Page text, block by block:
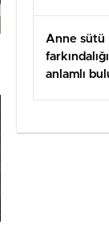
Anne sütü
anlamlı